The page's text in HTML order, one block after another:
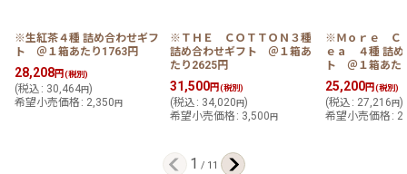
※生紅茶４種 詰め合わせギフ
ト ＠１箱あたり1763円
28,208円(税別)
(税込 : 30,464円)
希望小売価格 : 2,350円
※ＴＨＥ ＣＯＴＴＯＮ３種
詰め合わせギフト ＠１箱あ
たり2625円
31,500円(税別)
(税込 : 34,020円)
希望小売価格 : 3,500円
※Ｍｏｒｅ Ｃ
ｅａ ４種 詰め
ト ＠１箱あた
25,200円(税別)
(税込 : 27,216円)
希望小売価格 :
1 / 11